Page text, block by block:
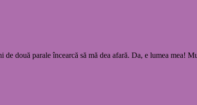
două parale încearcă să mă dea afară. Da, e lumea mea!